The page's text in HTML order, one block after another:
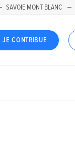
SAVOIE MONT BLANC
JE CONTRIBUE